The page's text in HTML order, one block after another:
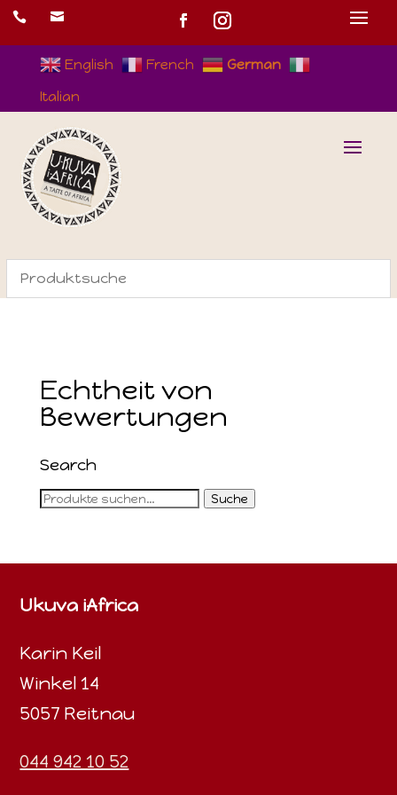
 
English French
German
Italian
Echtheit von
Bewertungen
Search
Suche
Suche
Ukuva iAfrica
Karin Keil
Winkel 14
5057 Reitnau
044 942 10 52